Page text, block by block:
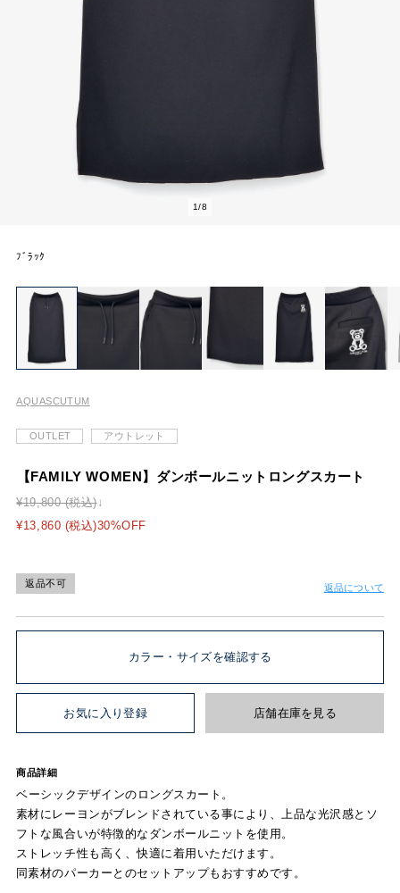
2/8
ﾌﾞﾗｯｸ
AQUASCUTUM
OUTLET アウトレット
【FAMILY WOMEN】ダンボールニットロングスカート
¥19,800 (税込)
¥13,860 (税込)30%OFF
返品不可 返品について
カラー・サイズを確認する
お気に入り登録 店舗在庫を見る
商品詳細
ベーシックデザインのロングスカート。
素材にレーヨンがブレンドされている事により、上品な光沢感とソ
フトな風合いが特徴的なダンボールニットを使用。
ストレッチ性も高く、快適に着用いただけます。
同素材のパーカーとのセットアップもおすすめです。